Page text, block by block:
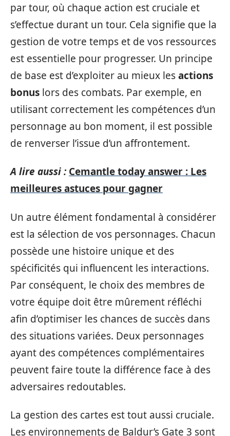
par tour, où chaque action est cruciale et
s’effectue durant un tour. Cela signifie que la
gestion de votre temps et de vos ressources
est essentielle pour progresser. Un principe
de base est d’exploiter au mieux lesactions
bonus lors des combats. Par exemple, en
utilisant correctement les compétences d’un
personnage au bon moment, il est possible
de renverser l’issue d’un affrontement.
A lire aussi : Cemantle today answer : Les
meilleures astuces pour gagner
Un autre élément fondamental à considérer
est la sélection de vos personnages. Chacun
possède une histoire unique et des
spécificités qui influencent les interactions.
Par conséquent, le choix des membres de
votre équipe doit être mûrement réfléchi
afin d’optimiser les chances de succès dans
des situations variées. Deux personnages
ayant des compétences complémentaires
peuvent faire toute la différence face à des
adversaires redoutables.
La gestion des cartes est tout aussi cruciale.
Les environnements de Baldur’s Gate 3 sont